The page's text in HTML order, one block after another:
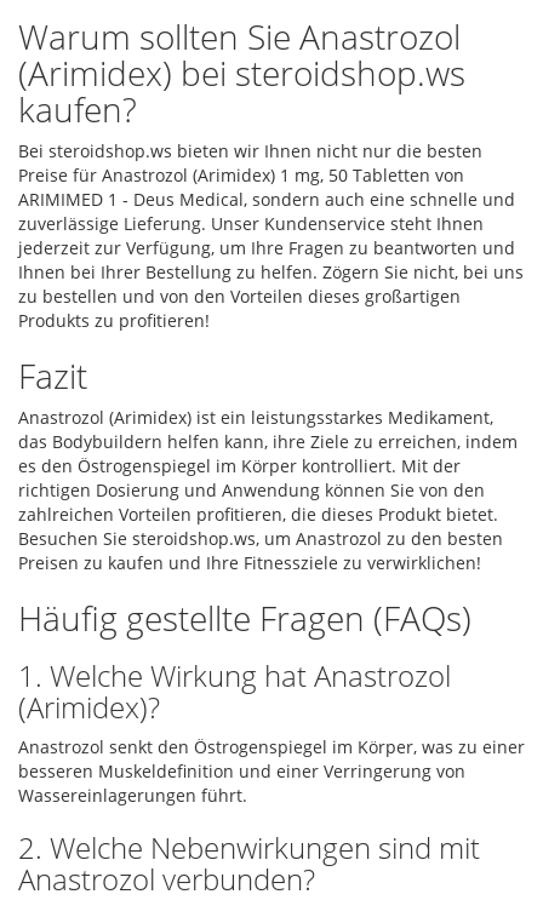
Warum sollten Sie Anastrozol
(Arimidex) bei steroidshop.ws
kaufen?
Bei steroidshop.ws bieten wir Ihnen nicht nur die besten
Preise für Anastrozol (Arimidex) 1 mg, 50 Tabletten von
ARIMIMED 1 - Deus Medical, sondern auch eine schnelle und
zuverlässige Lieferung. Unser Kundenservice steht Ihnen
jederzeit zur Verfügung, um Ihre Fragen zu beantworten und
Ihnen bei Ihrer Bestellung zu helfen. Zögern Sie nicht, bei uns
zu bestellen und von den Vorteilen dieses großartigen
Produkts zu profitieren!
Fazit
Anastrozol (Arimidex) ist ein leistungsstarkes Medikament,
das Bodybuildern helfen kann, ihre Ziele zu erreichen, indem
es den Östrogenspiegel im Körper kontrolliert. Mit der
richtigen Dosierung und Anwendung können Sie von den
zahlreichen Vorteilen profitieren, die dieses Produkt bietet.
Besuchen Sie steroidshop.ws, um Anastrozol zu den besten
Preisen zu kaufen und Ihre Fitnessziele zu verwirklichen!
Häufig gestellte Fragen (FAQs)
1. Welche Wirkung hat Anastrozol
(Arimidex)?
Anastrozol senkt den Östrogenspiegel im Körper, was zu einer
besseren Muskeldefinition und einer Verringerung von
Wassereinlagerungen führt.
2. Welche Nebenwirkungen sind mit
Anastrozol verbunden?